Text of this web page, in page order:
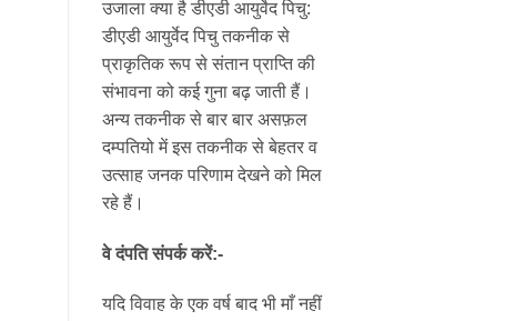
उजाला क्या है डीएडी आयुर्वेद पिचु:
डीएडी आयुर्वेद पिचु तकनीक से
प्राकृतिक रूप से संतान प्राप्ति की
संभावना को कई गुना बढ़ जाती हैं।
अन्य तकनीक से बार बार असफ़ल
दम्पतियो में इस तकनीक से बेहतर व
उत्साह जनक परिणाम देखने को मिल
रहे हैं।
वे दंपति संपर्क करें:-
यदि विवाह के एक वर्ष बाद भी माँ नहीं